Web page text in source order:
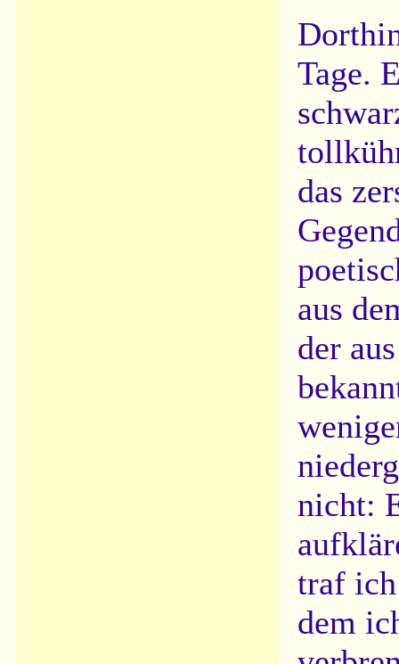
Tage.
das
aus
der
nicht:
traf
dem